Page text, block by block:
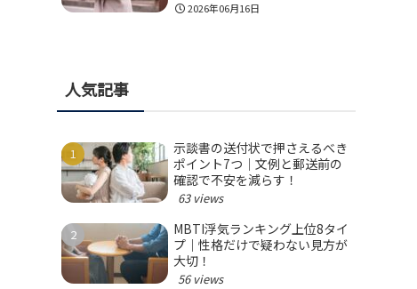
2026年06月16日
人気記事
示談書の送付状で押さえるべき
ポイント7つ｜文例と郵送前の
確認で不安を減らす！
63 views
MBTI浮気ランキング上位8タイ
プ｜性格だけで疑わない見方が
大切！
56 views